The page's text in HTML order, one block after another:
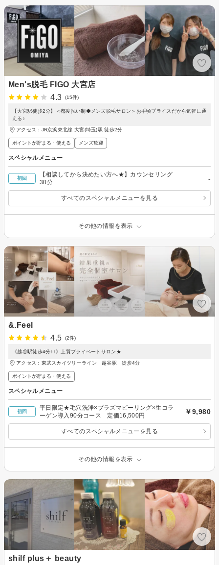
Men's脱毛 FIGO 大宮店
4.3
(15件)
【大宮駅徒歩2分】＜都度払い制◆メンズ脱毛サロン＞お手頃プライスだから気軽に通
える♪
アクセス：JR京浜東北線 大宮(埼玉)駅 徒歩2分
ポイントが貯まる・使える メンズ歓迎
スペシャルメニュー
初回
【相談してから決めたい方へ★】カウンセリング
30分
-
すべてのスペシャルメニューを見る
その他の情報を表示
&.Feel
4.5
(2件)
《越谷駅徒歩4分♪♪》上質プライベートサロン★
アクセス：東武スカイツリーライン 越谷駅 徒歩4分
ポイントが貯まる・使える
スペシャルメニュー
初回
平日限定★毛穴洗浄×プラズマピーリング×生コラ
ーゲン導入90分コース 定価16,500円
￥9,980
すべてのスペシャルメニューを見る
その他の情報を表示
shilf plus＋ beauty